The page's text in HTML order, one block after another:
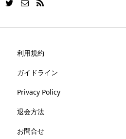
利用規約
ガイドライン
Privacy Policy
退会方法
お問合せ